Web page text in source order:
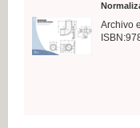
Archivo